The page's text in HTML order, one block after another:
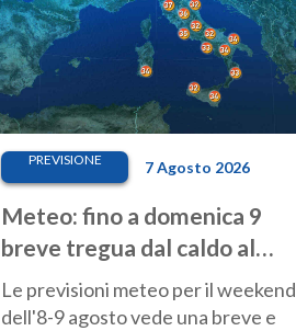
PREVISIONE 7 Agosto 2026
Meteo: fino a domenica 9
breve tregua dal caldo al
Nord! Altrove calura e afa
Le previsioni meteo per il weekend
dell'8-9 agosto vede una breve e